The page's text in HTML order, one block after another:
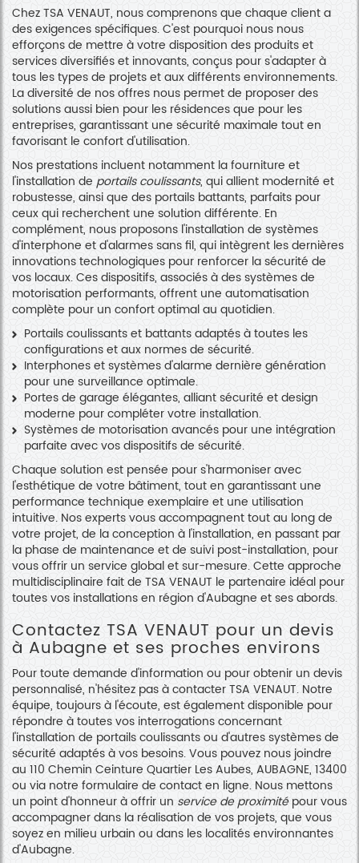
Chez TSA VENAUT, nous comprenons que chaque client a
des exigences spécifiques. C'est pourquoi nous nous
efforçons de mettre à votre disposition des produits et
services diversifiés et innovants, conçus pour s'adapter à
tous les types de projets et aux différents environnements.
La diversité de nos offres nous permet de proposer des
solutions aussi bien pour les résidences que pour les
entreprises, garantissant une sécurité maximale tout en
favorisant le confort d'utilisation.
Nos prestations incluent notamment la fourniture et
l'installation de portails coulissants, qui allient modernité et
robustesse, ainsi que des portails battants, parfaits pour
ceux qui recherchent une solution différente. En
complément, nous proposons l'installation de systèmes
d'interphone et d'alarmes sans fil, qui intègrent les dernières
innovations technologiques pour renforcer la sécurité de
vos locaux. Ces dispositifs, associés à des systèmes de
motorisation performants, offrent une automatisation
complète pour un confort optimal au quotidien.
Portails coulissants et battants adaptés à toutes les
configurations et aux normes de sécurité.
Interphones et systèmes d'alarme dernière génération
pour une surveillance optimale.
Portes de garage élégantes, alliant sécurité et design
moderne pour compléter votre installation.
Systèmes de motorisation avancés pour une intégration
parfaite avec vos dispositifs de sécurité.
Chaque solution est pensée pour s'harmoniser avec
l'esthétique de votre bâtiment, tout en garantissant une
performance technique exemplaire et une utilisation
intuitive. Nos experts vous accompagnent tout au long de
votre projet, de la conception à l'installation, en passant par
la phase de maintenance et de suivi post-installation, pour
vous offrir un service global et sur-mesure. Cette approche
multidisciplinaire fait de TSA VENAUT le partenaire idéal pour
toutes vos installations en région d'Aubagne et ses abords.
Contactez TSA VENAUT pour un devis
à Aubagne et ses proches environs
Pour toute demande d'information ou pour obtenir un devis
personnalisé, n'hésitez pas à contacter TSA VENAUT. Notre
équipe, toujours à l'écoute, est également disponible pour
répondre à toutes vos interrogations concernant
l'installation de portails coulissants ou d'autres systèmes de
sécurité adaptés à vos besoins. Vous pouvez nous joindre
au 110 Chemin Ceinture Quartier Les Aubes, AUBAGNE, 13400
ou via notre formulaire de contact en ligne. Nous mettons
un point d'honneur à offrir un service de proximitépour vous
accompagner dans la réalisation de vos projets, que vous
soyez en milieu urbain ou dans les localités environnantes
d'Aubagne.